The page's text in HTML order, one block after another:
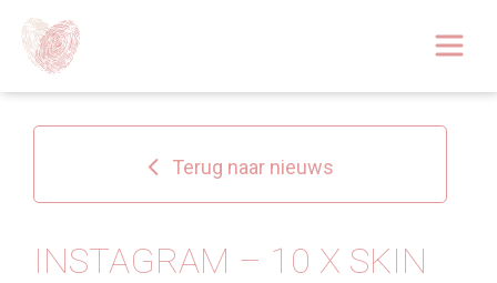
Over
Huidoplossingen
Behandelingen
Terug naar nieuws
INSTAGRAM – 10 X SKIN